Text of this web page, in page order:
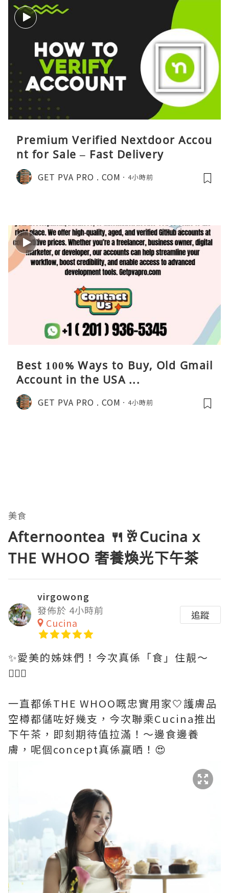
Premium Verified Nextdoor Accou
nt for Sale – Fast Delivery
GET PVA PRO . COM 4小時前
Best 100% Ways to Buy, Old Gmail
Account in the USA ...
GET PVA PRO . COM 4小時前
美食
Afternoontea 🍴🥂Cucina x
THE WHOO 奢養煥光下午茶
virgowong
發佈於 4小時前
Cucina
追蹤
✨愛美的姊妹們！今次真係「食」住靚～
💆🏻‍♀️
一直都係THE WHOO嘅忠實用家🤍護膚品
空樽都儲咗好幾支，今次聯乘Cucina推出
下午茶，即刻期待值拉滿！～邊食邊養
膚，呢個concept真係贏晒！😍